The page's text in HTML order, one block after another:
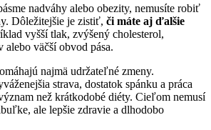
nadváhy alebo obezity, nemusíte robiť
Dôležitejšie je zistiť, či máte aj ďalšie
vyšší tlak, zvýšený cholesterol,
väčší obvod pása.
najmä udržateľné zmeny.
strava, dostatok spánku a práca
než krátkodobé diéty. Cieľom nemusí
ale lepšie zdravie a dlhodobo